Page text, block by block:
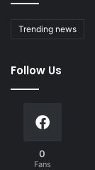
Trending news
Follow Us
0
Fans